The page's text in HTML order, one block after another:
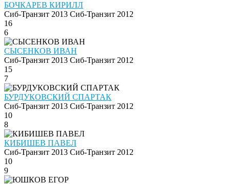
БОЧКАРЕВ КИРИЛЛ
Сиб-Транзит 2013 Сиб-Транзит 2012
16
6
СЫСЕНКОВ ИВАН
Сиб-Транзит 2013 Сиб-Транзит 2012
15
7
БУРДУКОВСКИЙ СПАРТАК
Сиб-Транзит 2013 Сиб-Транзит 2012
10
8
КИБИШЕВ ПАВЕЛ
Сиб-Транзит 2013 Сиб-Транзит 2012
10
9